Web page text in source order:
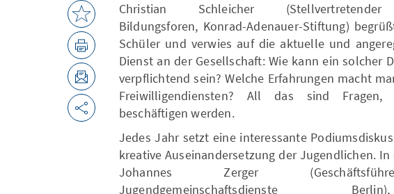
Christian Schleicher
Bildungsforen, Konrad-Adenauer-Stiftung)
Schüler und verwies auf die aktuelle und
Dienst an der Gesellschaft: Wie kann ein solcher
verpflichtend sein? Welche Erfahrungen macht
Freiwilligendiensten? All das sind
beschäftigen werden.
Jedes Jahr setzt eine interessante
kreative Auseinandersetzung der Jugendlichen.
Johannes Zerger
Jugendgemeinschaftsdienste